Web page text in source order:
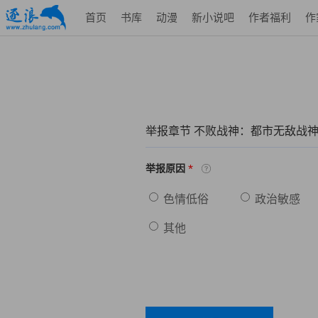
首页 书库 动漫 新小说吧 作者福利 作
举报章节 不败战神：都市无敌战
举报原因 *
色情低俗 政治敏感
其他